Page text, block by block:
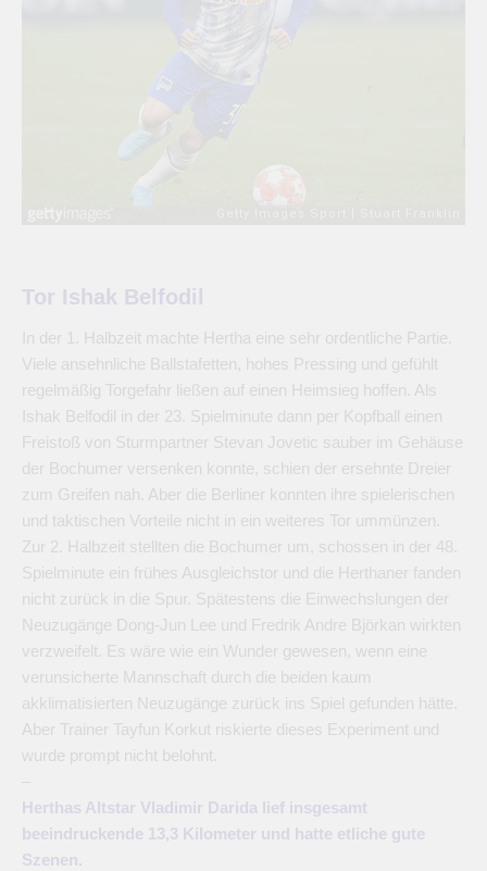
Tor Ishak Belfodil
In der 1. Halbzeit machte Hertha eine sehr ordentliche Partie.
Viele ansehnliche Ballstafetten, hohes Pressing und gefühlt
regelmäßig Torgefahr ließen auf einen Heimsieg hoffen. Als
Ishak Belfodil in der 23. Spielminute dann per Kopfball einen
Freistoß von Sturmpartner Stevan Jovetic sauber im Gehäuse
der Bochumer versenken konnte, schien der ersehnte Dreier
zum Greifen nah. Aber die Berliner konnten ihre spielerischen
und taktischen Vorteile nicht in ein weiteres Tor ummünzen.
Zur 2. Halbzeit stellten die Bochumer um, schossen in der 48.
Spielminute ein frühes Ausgleichstor und die Herthaner fanden
nicht zurück in die Spur. Spätestens die Einwechslungen der
Neuzugänge Dong-Jun Lee und Fredrik Andre Björkan wirkten
verzweifelt. Es wäre wie ein Wunder gewesen, wenn eine
verunsicherte Mannschaft durch die beiden kaum
akklimatisierten Neuzugänge zurück ins Spiel gefunden hätte.
Aber Trainer Tayfun Korkut riskierte dieses Experiment und
wurde prompt nicht belohnt.
–
Herthas Altstar Vladimir Darida lief insgesamt
beeindruckende 13,3 Kilometer und hatte etliche gute
Szenen.